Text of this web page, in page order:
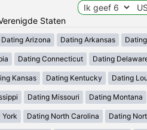
Staten
Dating Arizona Dating Arkansas
Dating Connecticut Dating
Kansas Dating Kentucky Dating
Dating Missouri Dating Montana
York Dating North Carolina Dating